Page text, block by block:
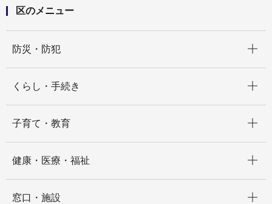
区のメニュー
防災・防犯
くらし・手続き
子育て・教育
健康・医療・福祉
窓口・施設